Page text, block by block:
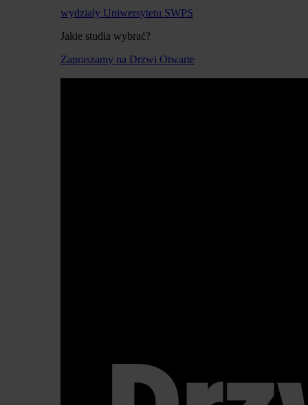
wydziały Uniwersytetu SWPS
Jakie studia wybrać?
Zapraszamy na Drzwi Otwarte